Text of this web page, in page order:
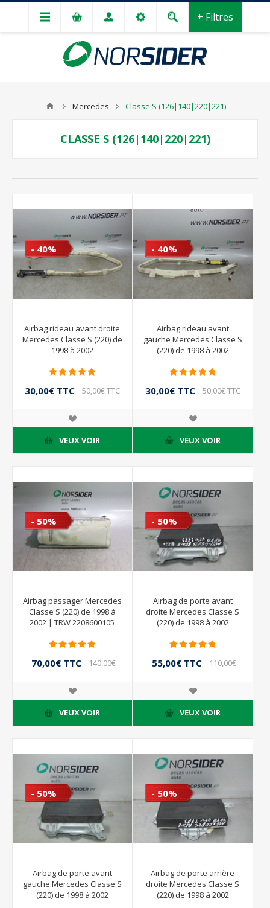
+ Filtres
Mercedes Classe S (126|140|220|221)
CLASSE S (126|140|220|221)
- 40%
Airbag rideau avant droite
Mercedes Classe S (220) de
1998 à 2002
30,00€ TTC 50,00€ TTC
VEUX VOIR
- 40%
Airbag rideau avant
gauche Mercedes Classe S
(220) de 1998 à 2002
30,00€ TTC 50,00€ TTC
VEUX VOIR
- 50%
Airbag passager Mercedes
Classe S (220) de 1998 à
2002 | TRW 2208600105
70,00€ TTC
140,00€
VEUX VOIR
- 50%
Airbag de porte avant
droite Mercedes Classe S
(220) de 1998 à 2002
55,00€ TTC
110,00€
VEUX VOIR
- 50%
Airbag de porte avant
gauche Mercedes Classe S
(220) de 1998 à 2002
- 50%
Airbag de porte arrière
droite Mercedes Classe S
(220) de 1998 à 2002